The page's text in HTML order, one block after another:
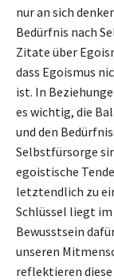
nur an sich
Bedürfnis nach
Zitate über
dass Egoismus
ist. In
es wichtig, die
und den
Selbstfürsorge
egoistische
letztendlich zu
Schlüssel liegt
Bewusstsein
unseren
reflektieren